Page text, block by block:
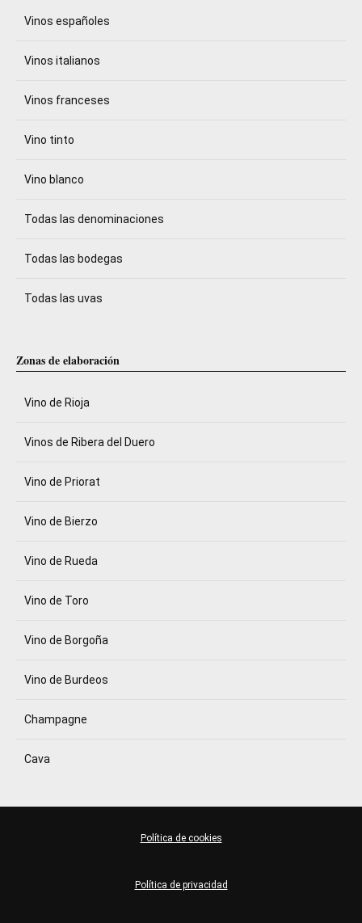
Vinos españoles
Vinos italianos
Vinos franceses
Vino tinto
Vino blanco
Todas las denominaciones
Todas las bodegas
Todas las uvas
Zonas de elaboración
Vino de Rioja
Vinos de Ribera del Duero
Vino de Priorat
Vino de Bierzo
Vino de Rueda
Vino de Toro
Vino de Borgoña
Vino de Burdeos
Champagne
Cava
Política de privacidad
Política de cookies